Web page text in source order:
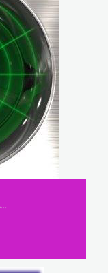
Secundaria, JAIME RUIZ SANZ, JAIME DE ENA LLOBERA y ÁLVARO GARCÍA GUIMARAENS